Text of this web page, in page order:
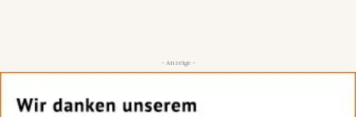
- Anzeige -